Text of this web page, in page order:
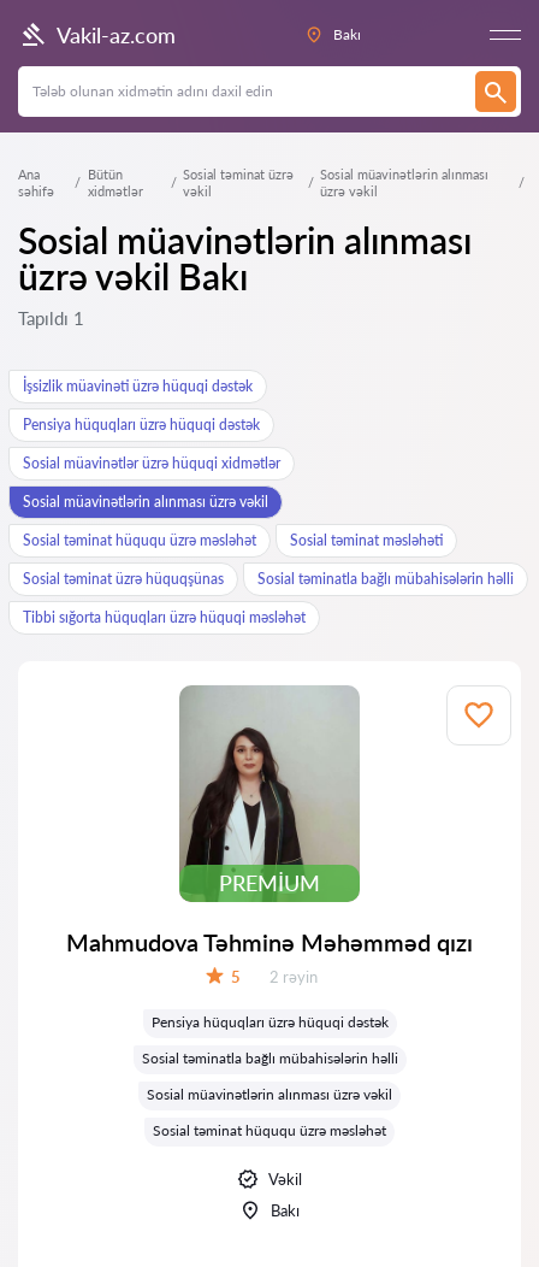
Vakil-az.com Bakı
Ana
səhifə
Bütün
xidmətlər
Sosial təminat üzrə
vəkil
Sosial müavinətlərin alınması
üzrə vəkil
Sosial müavinətlərin alınması
üzrə vəkil Bakı
Tapıldı 1
İşsizlik müavinəti üzrə hüquqi dəstək
Pensiya hüquqları üzrə hüquqi dəstək
Sosial müavinətlər üzrə hüquqi xidmətlər
Sosial müavinətlərin alınması üzrə vəkil
Sosial təminat hüququ üzrə məsləhət Sosial təminat məsləhəti
Sosial təminat üzrə hüquqşünas Sosial təminatla bağlı mübahisələrin həlli
Tibbi sığorta hüquqları üzrə hüquqi məsləhət
PREMIUM
Mahmudova Təhminə Məhəmməd qızı
5 Rəylər:
2 rəyin
Pensiya hüquqları üzrə hüquqi dəstək
Sosial təminatla bağlı mübahisələrin həlli
Sosial müavinətlərin alınması üzrə vəkil
Sosial təminat hüququ üzrə məsləhət
Vəkil
Bakı